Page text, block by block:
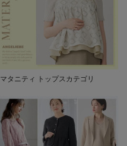
マタニティ トップスカテゴリ